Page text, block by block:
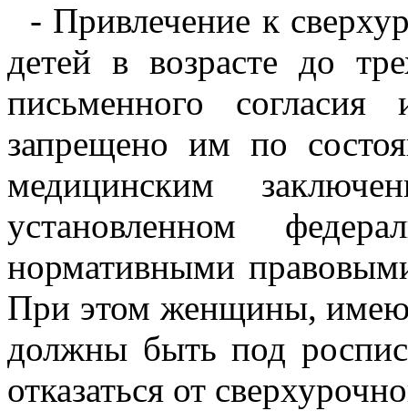
- Привлечение к
детей в возрасте до
письменного
запрещено им по
медицинским
установленном
нормативными
При этом женщины,
должны быть под
отказаться от